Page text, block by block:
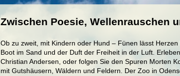
Zwischen Poesie, Wellenrauschen
Ob zu zweit, mit Kindern oder Hund – Fünen lässt
Boot im Sand und der Duft der Freiheit in der Luft.
Christian Andersen, oder folgen Sie den Spuren Morten
mit Gutshäusern, Wäldern und Feldern. Der Zoo in